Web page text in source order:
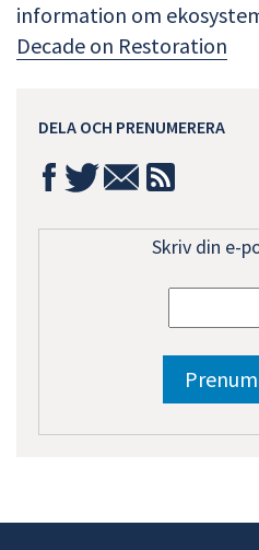
information om
Decade on Restoration
DELA OCH PRENUMERERA
Skriv din e-